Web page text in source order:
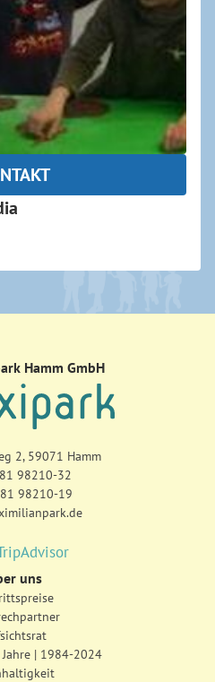
Hamm GmbH
2, 59071 Hamm
98210-32
98210-19
uns
| 1984-2024